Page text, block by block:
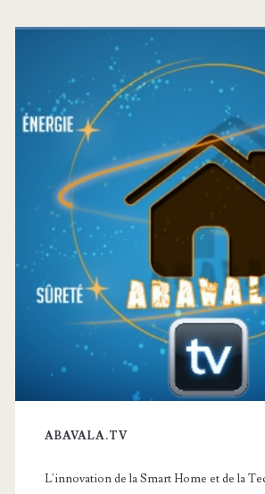
Barre
latérale
principale
ABAVALA.TV
L'innovation de la Smart Home et de la